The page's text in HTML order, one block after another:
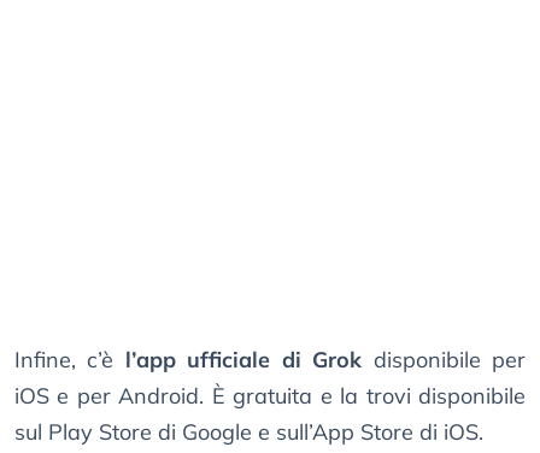
Infine, c’è l’app ufficiale di Grok disponibile per
iOS e per Android. È gratuita e la trovi disponibile
sul Play Store di Google e sull’App Store di iOS.